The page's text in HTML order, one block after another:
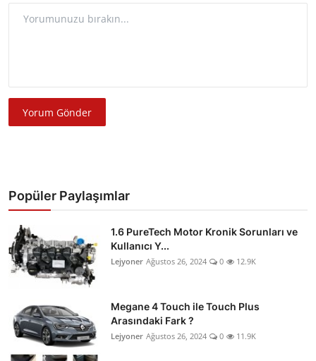
Yorum Gönder
Popüler Paylaşımlar
1.6 PureTech Motor Kronik Sorunları ve
Kullanıcı Y...
Lejyoner Ağustos 26, 2024 0 12.9K
Megane 4 Touch ile Touch Plus
Arasındaki Fark ?
Lejyoner Ağustos 26, 2024 0 11.9K